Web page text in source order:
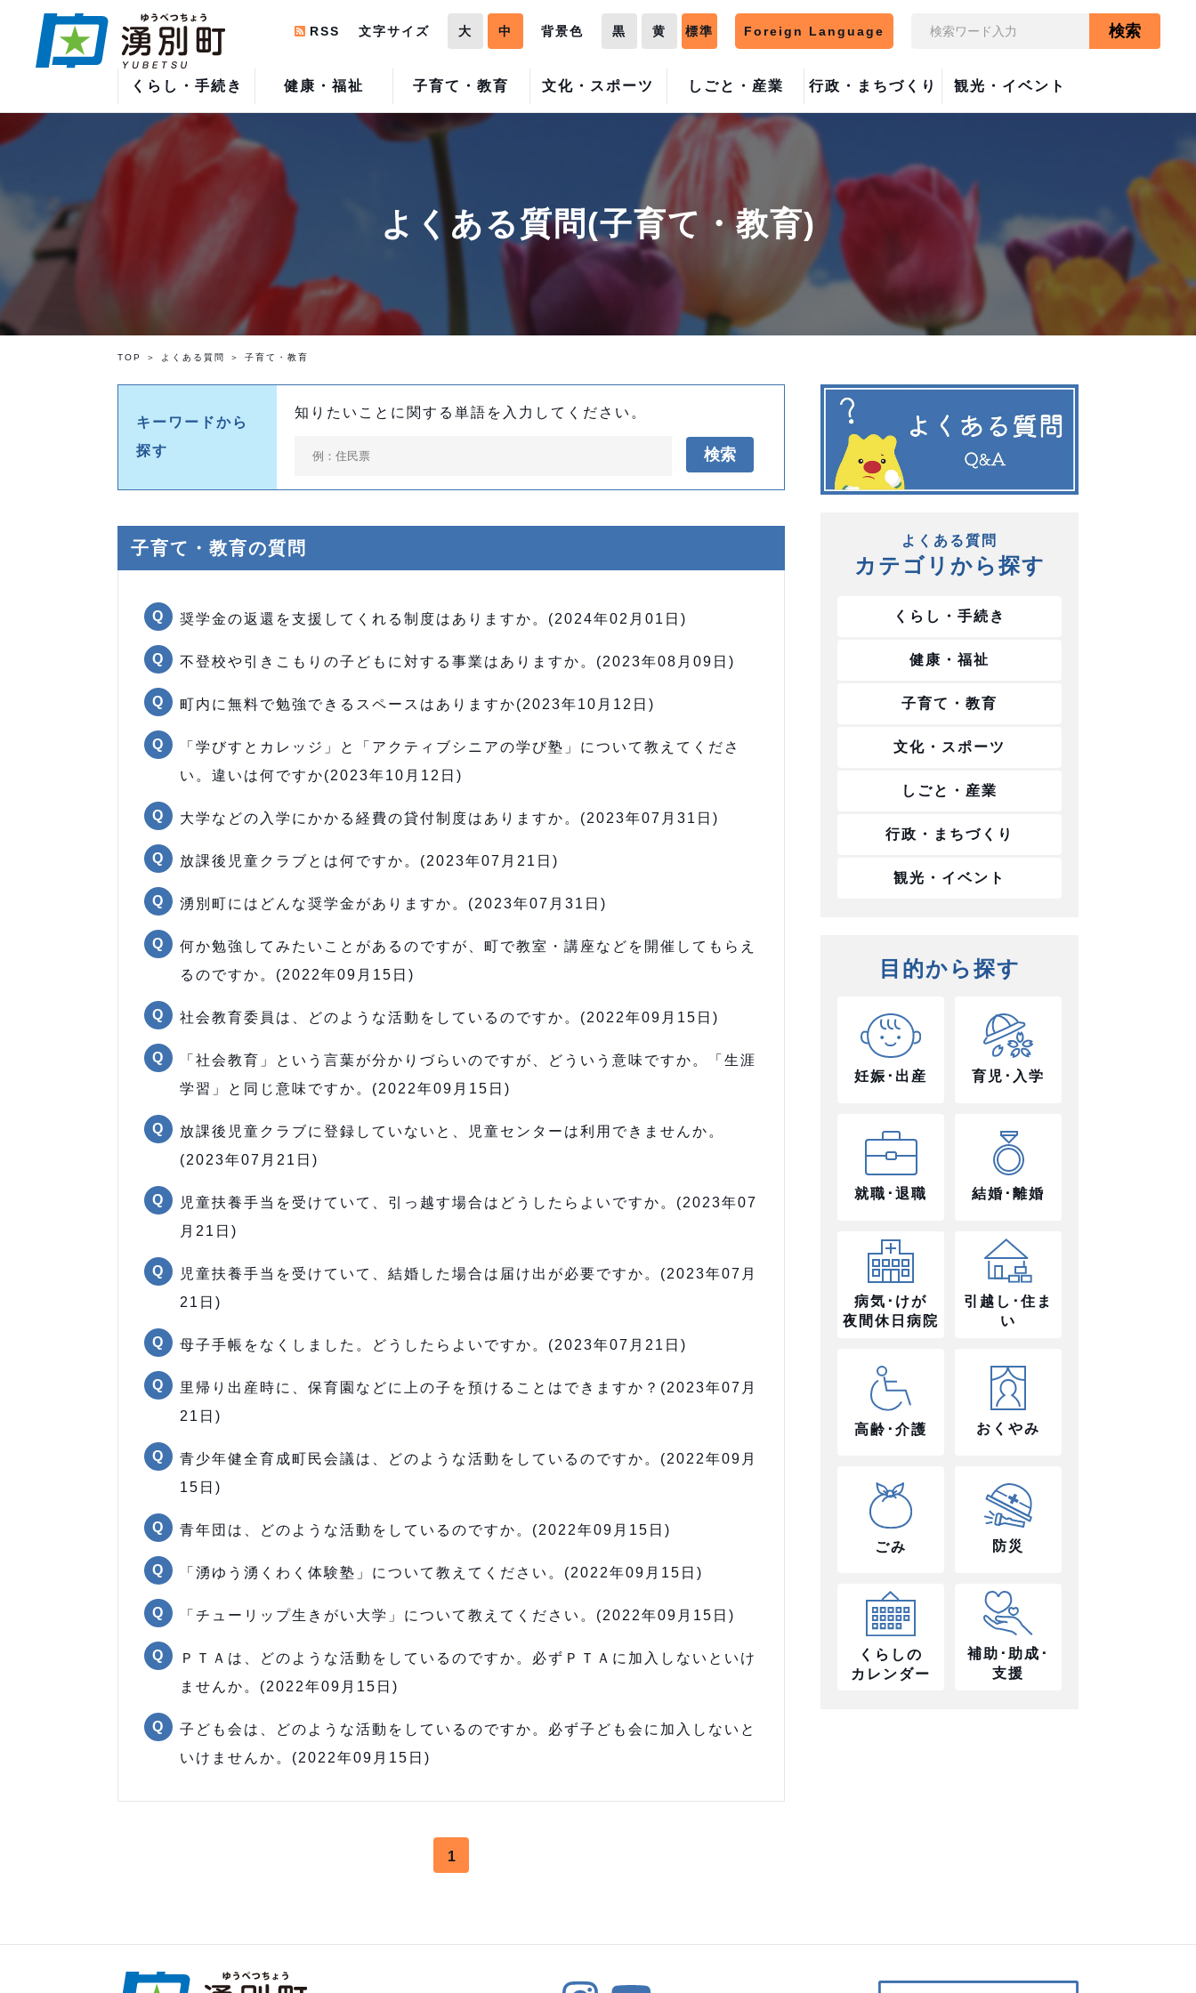
くらし・手続き 健康・福祉 子育て・教育 文化・スポーツ しごと・産業 行政・まちづくり 観光・イベント
RSS 文字サイズ 大 中 背景色 黒 黄 標準 Foreign Language 検索
よくある質問(子育て・教育)
TOP よくある質問 子育て・教育
キーワードから
探す
知りたいことに関する単語を入力してください。
検索
子育て・教育の質問
奨学金の返還を支援してくれる制度はありますか。(2024年02月01日)
不登校や引きこもりの子どもに対する事業はありますか。(2023年08月09日)
町内に無料で勉強できるスペースはありますか(2023年10月12日)
「学びすとカレッジ」と「アクティブシニアの学び塾」について教えてくださ
い。違いは何ですか(2023年10月12日)
大学などの入学にかかる経費の貸付制度はありますか。(2023年07月31日)
放課後児童クラブとは何ですか。(2023年07月21日)
湧別町にはどんな奨学金がありますか。(2023年07月31日)
何か勉強してみたいことがあるのですが、町で教室・講座などを開催してもらえ
るのですか。(2022年09月15日)
社会教育委員は、どのような活動をしているのですか。(2022年09月15日)
「社会教育」という言葉が分かりづらいのですが、どういう意味ですか。「生涯
学習」と同じ意味ですか。(2022年09月15日)
放課後児童クラブに登録していないと、児童センターは利用できませんか。
(2023年07月21日)
児童扶養手当を受けていて、引っ越す場合はどうしたらよいですか。(2023年07
月21日)
児童扶養手当を受けていて、結婚した場合は届け出が必要ですか。(2023年07月
21日)
母子手帳をなくしました。どうしたらよいですか。(2023年07月21日)
里帰り出産時に、保育園などに上の子を預けることはできますか？(2023年07月
21日)
青少年健全育成町民会議は、どのような活動をしているのですか。(2022年09月
15日)
青年団は、どのような活動をしているのですか。(2022年09月15日)
「湧ゆう湧くわく体験塾」について教えてください。(2022年09月15日)
「チューリップ生きがい大学」について教えてください。(2022年09月15日)
ＰＴＡは、どのような活動をしているのですか。必ずＰＴＡに加入しないといけ
ませんか。(2022年09月15日)
子ども会は、どのような活動をしているのですか。必ず子ども会に加入しないと
いけませんか。(2022年09月15日)
1
よくある質問
カテゴリから探す
くらし・手続き
健康・福祉
子育て・教育
文化・スポーツ
しごと・産業
行政・まちづくり
観光・イベント
目的から探す
妊娠･出産 育児･入学
就職･退職 結婚･離婚
病気･けが
夜間休日病院
引越し･住ま
い
高齢･介護 おくやみ
ごみ 防災
くらしの
カレンダー
補助･助成･
支援